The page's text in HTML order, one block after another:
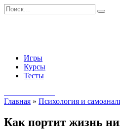
Перейти
к
Search
for:
Игры
Курсы
Тесты
Главная » Психология и
Как портит жизнь